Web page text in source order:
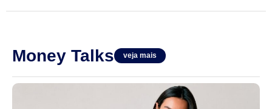
Money Talks veja mais